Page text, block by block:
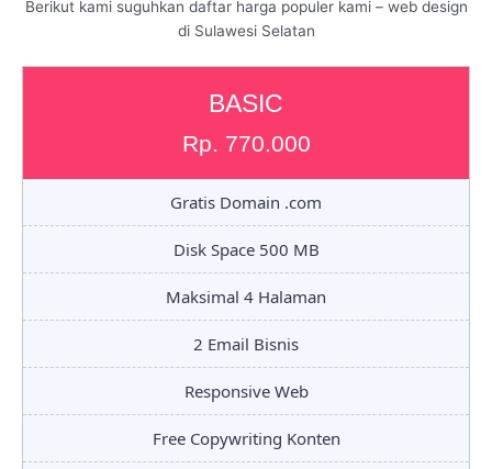
Berikut kami suguhkan daftar harga populer kami – web design
di Sulawesi Selatan
BASIC
Rp. 770.000
Gratis Domain .com
Disk Space 500 MB
Maksimal 4 Halaman
2 Email Bisnis
Responsive Web
Free Copywriting Konten